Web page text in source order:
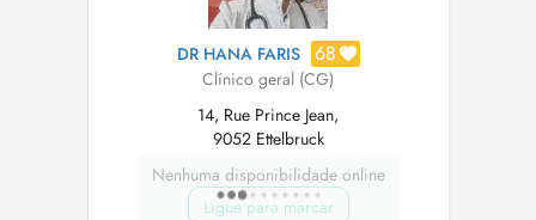
DR HANA FARIS 68
Clínico geral (CG)
14, Rue Prince Jean,
9052 Ettelbruck
Nenhuma disponibilidade online
Ligue para marcar